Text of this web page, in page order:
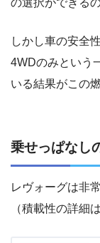
の選択ができる
しかし車の安全
4WDのみという
いる結果がこの
乗せっぱなし
レヴォーグは非
（積載性の詳細